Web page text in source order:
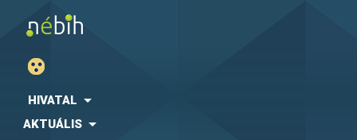
HIVATAL
AKTUÁLIS